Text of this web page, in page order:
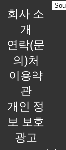
회사 소
개
연락(문
의)처
이용약
관
개인 정
보 보호
광고